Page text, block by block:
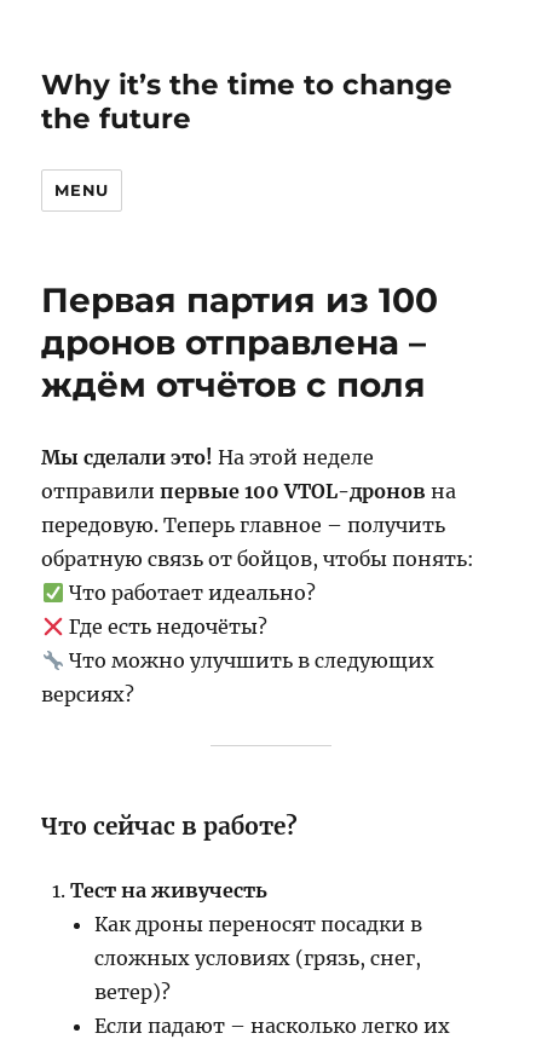
Why it’s the time to change
the future
MENU
Первая партия из 100
дронов отправлена –
ждём отчётов с поля
Мы сделали это! На этой неделе
отправилипервые 100 VTOL-дронов на
передовую. Теперь главное – получить
обратную связь от бойцов, чтобы понять:
Что работает идеально?
Где есть недочёты?
Что можно улучшить в следующих
версиях?
Что сейчас в работе?
Тест на живучесть
Как дроны переносят посадки в
сложных условиях (грязь, снег,
ветер)?
Если падают – насколько легко их